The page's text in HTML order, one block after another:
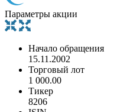
Параметры акции
Начало обращения
15.11.2002
Торговый лот
1 000.00
Тикер
8206